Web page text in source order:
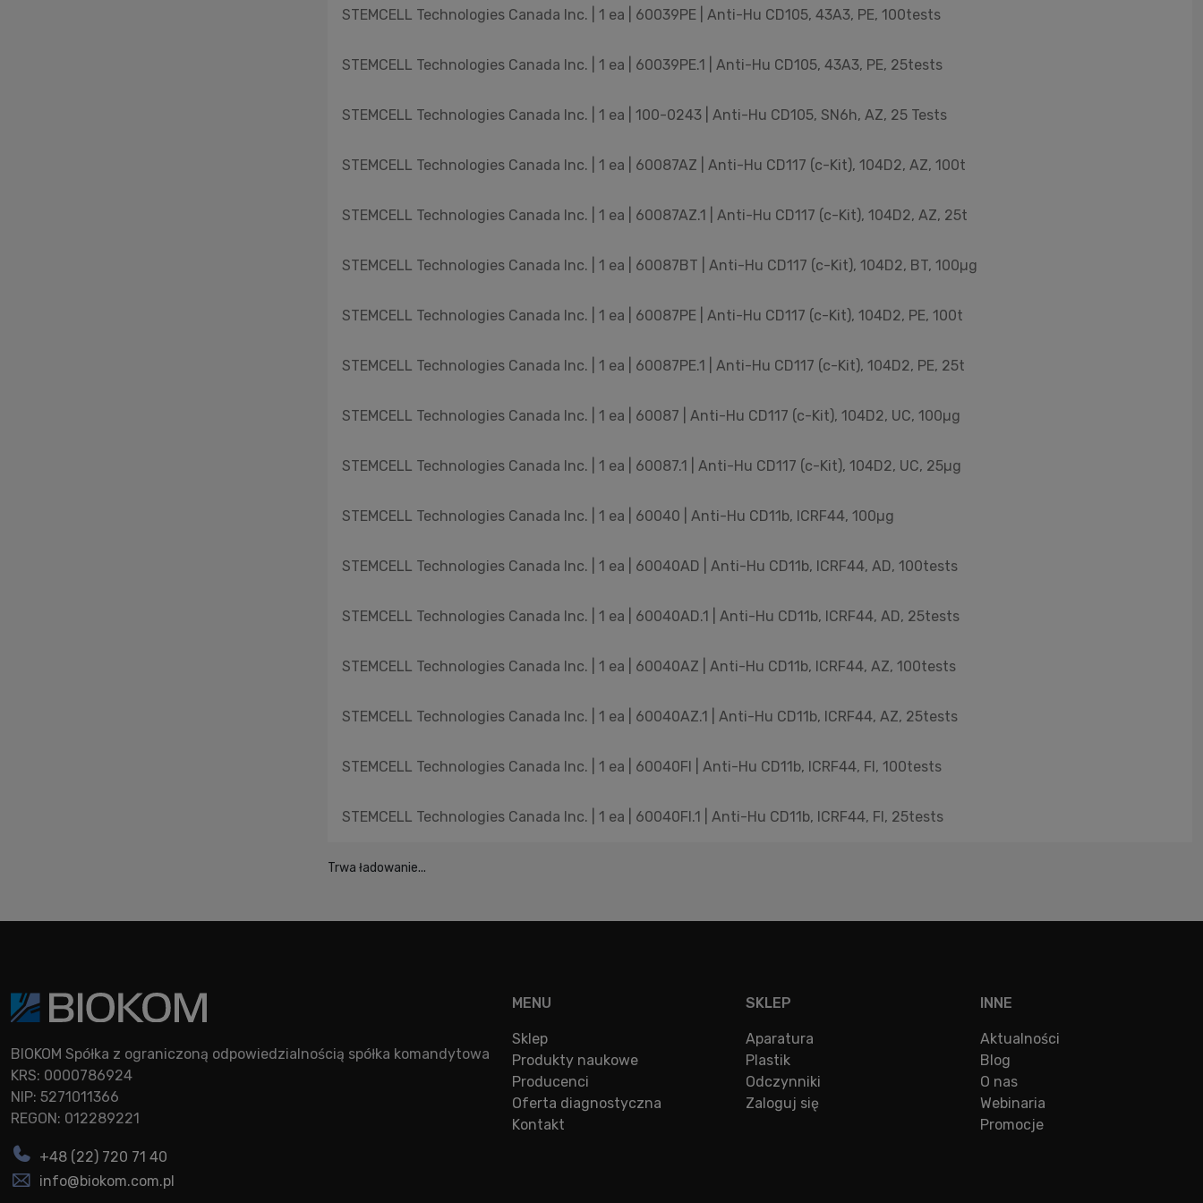
STEMCELL Technologies Canada Inc. | 1 ea | 60039PE | Anti-Hu CD105, 43A3, PE, 100tests
STEMCELL Technologies Canada Inc. | 1 ea | 60039PE.1 | Anti-Hu CD105, 43A3, PE, 25tests
STEMCELL Technologies Canada Inc. | 1 ea | 100-0243 | Anti-Hu CD105, SN6h, AZ, 25 Tests
STEMCELL Technologies Canada Inc. | 1 ea | 60087AZ | Anti-Hu CD117 (c-Kit), 104D2, AZ, 100t
STEMCELL Technologies Canada Inc. | 1 ea | 60087AZ.1 | Anti-Hu CD117 (c-Kit), 104D2, AZ, 25t
STEMCELL Technologies Canada Inc. | 1 ea | 60087BT | Anti-Hu CD117 (c-Kit), 104D2, BT, 100µg
STEMCELL Technologies Canada Inc. | 1 ea | 60087PE | Anti-Hu CD117 (c-Kit), 104D2, PE, 100t
STEMCELL Technologies Canada Inc. | 1 ea | 60087PE.1 | Anti-Hu CD117 (c-Kit), 104D2, PE, 25t
STEMCELL Technologies Canada Inc. | 1 ea | 60087 | Anti-Hu CD117 (c-Kit), 104D2, UC, 100µg
STEMCELL Technologies Canada Inc. | 1 ea | 60087.1 | Anti-Hu CD117 (c-Kit), 104D2, UC, 25µg
STEMCELL Technologies Canada Inc. | 1 ea | 60040 | Anti-Hu CD11b, ICRF44, 100µg
STEMCELL Technologies Canada Inc. | 1 ea | 60040AD | Anti-Hu CD11b, ICRF44, AD, 100tests
STEMCELL Technologies Canada Inc. | 1 ea | 60040AD.1 | Anti-Hu CD11b, ICRF44, AD, 25tests
STEMCELL Technologies Canada Inc. | 1 ea | 60040AZ | Anti-Hu CD11b, ICRF44, AZ, 100tests
STEMCELL Technologies Canada Inc. | 1 ea | 60040AZ.1 | Anti-Hu CD11b, ICRF44, AZ, 25tests
STEMCELL Technologies Canada Inc. | 1 ea | 60040FI | Anti-Hu CD11b, ICRF44, FI, 100tests
STEMCELL Technologies Canada Inc. | 1 ea | 60040FI.1 | Anti-Hu CD11b, ICRF44, FI, 25tests
Trwa ładowanie...
BIOKOM Spółka z ograniczoną odpowiedzialnością spółka komandytowa
KRS: 0000786924
NIP: 5271011366
REGON: 012289221
+48 (22) 720 71 40
info@biokom.com.pl
MENU
Sklep
Produkty naukowe
Producenci
Oferta diagnostyczna
Kontakt
SKLEP
Aparatura
Plastik
Odczynniki
Zaloguj się
INNE
Aktualności
Blog
O nas
Webinaria
Promocje